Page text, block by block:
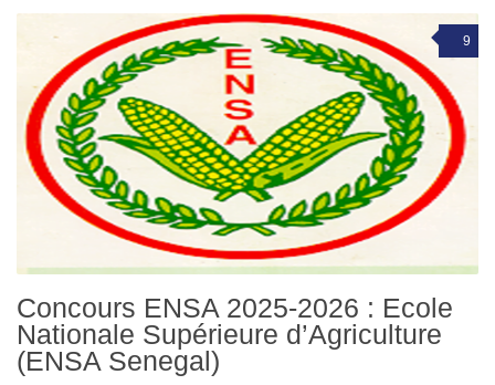
9
Concours ENSA 2025-2026 : Ecole
Nationale Supérieure d’Agriculture
(ENSA Senegal)